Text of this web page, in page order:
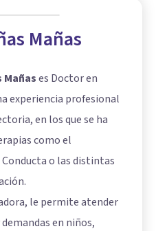
Mañas
Mañases Doctor en
experiencia profesional
en los que se ha
como el
o las distintas
le permite atender
en niños,